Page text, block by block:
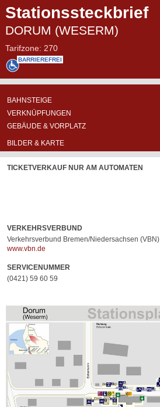
Stationssteckbrief
DORUM (WESERM)
Tarifzone: 270
BARRIEREFREI
BASIS-
INFORMATIONEN
ÜBERSICHTSKARTE
ABFAHRTSPOSITIONEN
BAHNSTEIGE
VERKNÜPFUNGEN
GEBÄUDE & VORPLATZ
NICHT
AN
STATION
BILDER & KARTE
TICKETVERKAUF NUR AM AUTOMATEN
VERKEHRSVERBUND
Verkehrsverbund Bremen/Niedersachsen (VBN)
www.vbn.de
SERVICENUMMER
(0421) 59 60 59